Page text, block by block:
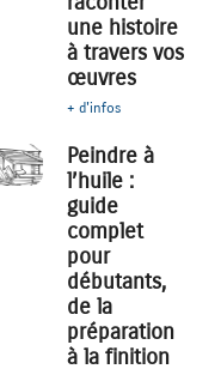
une histoire
à travers vos
œuvres
+ d'infos
Peindre à
l’huile :
guide
complet
pour
débutants,
de la
préparation
à la finition